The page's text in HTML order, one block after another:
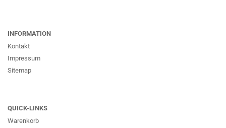
INFORMATION
Kontakt
Impressum
Sitemap
QUICK-LINKS
Warenkorb